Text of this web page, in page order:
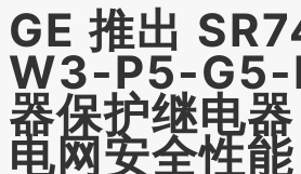
GE 推出
W3-P5-G5-
器保护继电
电网安全性能